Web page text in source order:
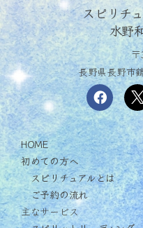
スピリチ
水野
長野県長野市
HOME
初めての方へ
スピリチュアルとは
ご予約の流れ
主なサービス